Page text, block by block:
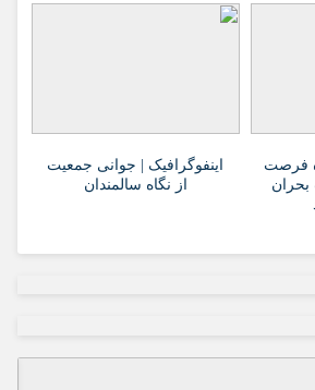
آینده فرصت
بحران
اینفوگرافیک | جوانی جمعیت
از نگاه سالمندان